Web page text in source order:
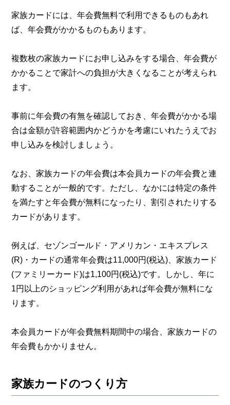
家族カードには、年会費無料で利用できるものもあれ
ば、年会費がかかるものもあります。
複数枚の家族カードにお申し込みをする場合、年会費が
かかることで家計への負担が大きくなることが考えられ
ます。
事前に年会費の有無を確認しておき、年会費がかかる場
合は金額が許容範囲内かどうかを考慮にいれたうえでお
申し込みを検討しましょう。
なお、家族カードの年会費は本会員カードの年会費と連
動することが一般的です。ただし、なかには特定の条件
を満たすと年会費が無料になったり、割引されたりする
カードがあります。
例えば、セゾンゴールド・アメリカン・エキスプレス
(R)・カードの通常年会費は11,000円(税込)、家族カード
(ファミリーカード)は1,100円(税込)です。しかし、年に
1円以上のショッピング利用があれば年会費が無料にな
ります。
本会員カードが年会費無料期間中の場合、家族カードの
年会費もかかりません。
家族カードのつくり方